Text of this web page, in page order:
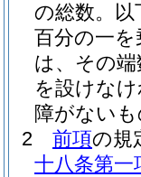
の総数。以
百分の一
は、その
を設けな
障がない
2
前項の規
十八条第一